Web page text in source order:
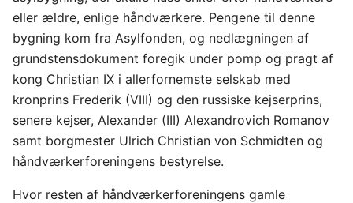
eller ældre, enlige håndværkere. Pengene til denne
bygning kom fra Asylfonden, og nedlægningen af
grundstensdokument foregik under pomp og pragt af
kong Christian IX i allerfornemste selskab med
kronprins Frederik (VIII) og den russiske kejserprins,
senere kejser, Alexander (III) Alexandrovich Romanov
samt borgmester Ulrich Christian von Schmidten og
håndværkerforeningens bestyrelse.
Hvor resten af håndværkerforeningens gamle